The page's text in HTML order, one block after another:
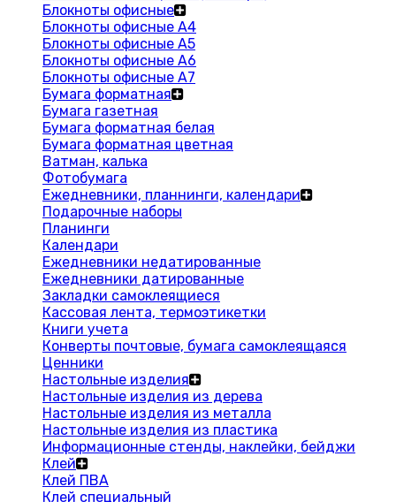
Блокноты офисные
Блокноты офисные A4
Блокноты офисные A5
Блокноты офисные A6
Блокноты офисные A7
Бумага форматная
Бумага газетная
Бумага форматная белая
Бумага форматная цветная
Ватман, калька
Фотобумага
Ежедневники, планнинги, календари
Подарочные наборы
Планинги
Календари
Ежедневники недатированные
Ежедневники датированные
Закладки самоклеящиеся
Кассовая лента, термоэтикетки
Книги учета
Конверты почтовые, бумага самоклеящаяся
Ценники
Настольные изделия
Настольные изделия из дерева
Настольные изделия из металла
Настольные изделия из пластика
Информационные стенды, наклейки, бейджи
Клей
Клей ПВА
Клей специальный